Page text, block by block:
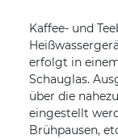
Kaffee- und
erfolgt in
Schauglas.
über die
eingestellt
Brühpausen,